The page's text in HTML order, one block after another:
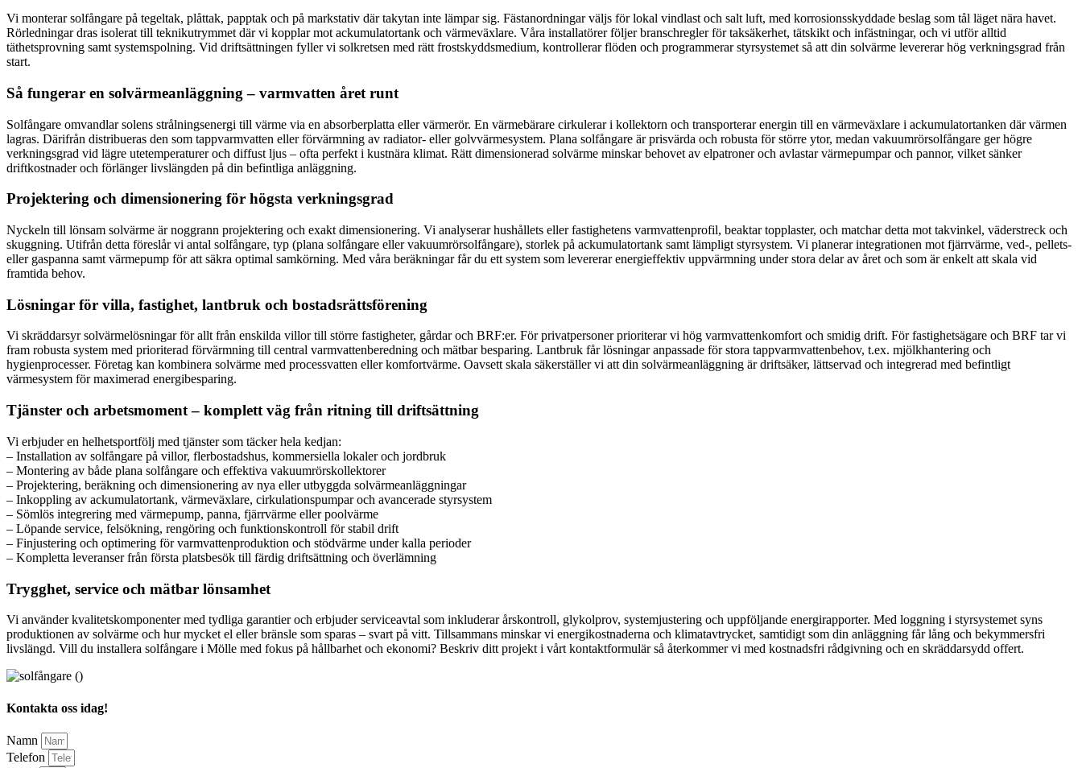
Vi monterar solfångare på tegeltak, plåttak, papptak och på markstativ där takytan inte lämpar sig. Fästanordningar väljs för lokal vindlast och salt luft, med korrosionsskyddade beslag som tål läget nära havet.
Rörledningar dras isolerat till teknikutrymmet där vi kopplar mot ackumulatortank och värmeväxlare. Våra installatörer följer branschregler för taksäkerhet, tätskikt och infästningar, och vi utför alltid
täthetsprovning samt systemspolning. Vid driftsättningen fyller vi solkretsen med rätt frostskyddsmedium, kontrollerar flöden och programmerar styrsystemet så att din solvärme levererar hög verkningsgrad från
start.
Så fungerar en solvärmeanläggning – varmvatten året runt
Solfångare omvandlar solens strålningsenergi till värme via en absorberplatta eller värmerör. En värmebärare cirkulerar i kollektorn och transporterar energin till en värmeväxlare i ackumulatortanken där värmen
lagras. Därifrån distribueras den som tappvarmvatten eller förvärmning av radiator- eller golvvärmesystem. Plana solfångare är prisvärda och robusta för större ytor, medan vakuumrörsolfångare ger högre
verkningsgrad vid lägre utetemperaturer och diffust ljus – ofta perfekt i kustnära klimat. Rätt dimensionerad solvärme minskar behovet av elpatroner och avlastar värmepumpar och pannor, vilket sänker
driftkostnader och förlänger livslängden på din befintliga anläggning.
Projektering och dimensionering för högsta verkningsgrad
Nyckeln till lönsam solvärme är noggrann projektering och exakt dimensionering. Vi analyserar hushållets eller fastighetens varmvattenprofil, beaktar topplaster, och matchar detta mot takvinkel, väderstreck och
skuggning. Utifrån detta föreslår vi antal solfångare, typ (plana solfångare eller vakuumrörsolfångare), storlek på ackumulatortank samt lämpligt styrsystem. Vi planerar integrationen mot fjärrvärme, ved-, pellets-
eller gaspanna samt värmepump för att säkra optimal samkörning. Med våra beräkningar får du ett system som levererar energieffektiv uppvärmning under stora delar av året och som är enkelt att skala vid
framtida behov.
Lösningar för villa, fastighet, lantbruk och bostadsrättsförening
Vi skräddarsyr solvärmelösningar för allt från enskilda villor till större fastigheter, gårdar och BRF:er. För privatpersoner prioriterar vi hög varmvattenkomfort och smidig drift. För fastighetsägare och BRF tar vi
fram robusta system med prioriterad förvärmning till central varmvattenberedning och mätbar besparing. Lantbruk får lösningar anpassade för stora tappvarmvattenbehov, t.ex. mjölkhantering och
hygienprocesser. Företag kan kombinera solvärme med processvatten eller komfortvärme. Oavsett skala säkerställer vi att din solvärmeanläggning är driftsäker, lättservad och integrerad med befintligt
värmesystem för maximerad energibesparing.
Tjänster och arbetsmoment – komplett väg från ritning till driftsättning
Vi erbjuder en helhetsportfölj med tjänster som täcker hela kedjan:
– Installation av solfångare på villor, flerbostadshus, kommersiella lokaler och jordbruk
– Montering av både plana solfångare och effektiva vakuumrörskollektorer
– Projektering, beräkning och dimensionering av nya eller utbyggda solvärmeanläggningar
– Inkoppling av ackumulatortank, värmeväxlare, cirkulationspumpar och avancerade styrsystem
– Sömlös integrering med värmepump, panna, fjärrvärme eller poolvärme
– Löpande service, felsökning, rengöring och funktionskontroll för stabil drift
– Finjustering och optimering för varmvattenproduktion och stödvärme under kalla perioder
– Kompletta leveranser från första platsbesök till färdig driftsättning och överlämning
Trygghet, service och mätbar lönsamhet
Vi använder kvalitetskomponenter med tydliga garantier och erbjuder serviceavtal som inkluderar årskontroll, glykolprov, systemjustering och uppföljande energirapporter. Med loggning i styrsystemet syns
produktionen av solvärme och hur mycket el eller bränsle som sparas – svart på vitt. Tillsammans minskar vi energikostnaderna och klimatavtrycket, samtidigt som din anläggning får lång och bekymmersfri
livslängd. Vill du installera solfångare i Mölle med fokus på hållbarhet och ekonomi? Beskriv ditt projekt i vårt kontaktformulär så återkommer vi med kostnadsfri rådgivning och en skräddarsydd offert.
Kontakta oss idag!
Namn
Telefon